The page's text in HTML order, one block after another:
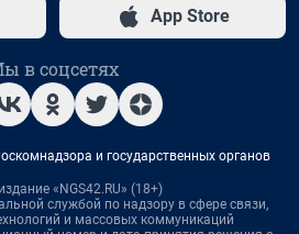
App Store
в соцсетях
и государственных органов
«NGS42.RU» (18+)
службой по надзору в сфере связи,
и массовых коммуникаций